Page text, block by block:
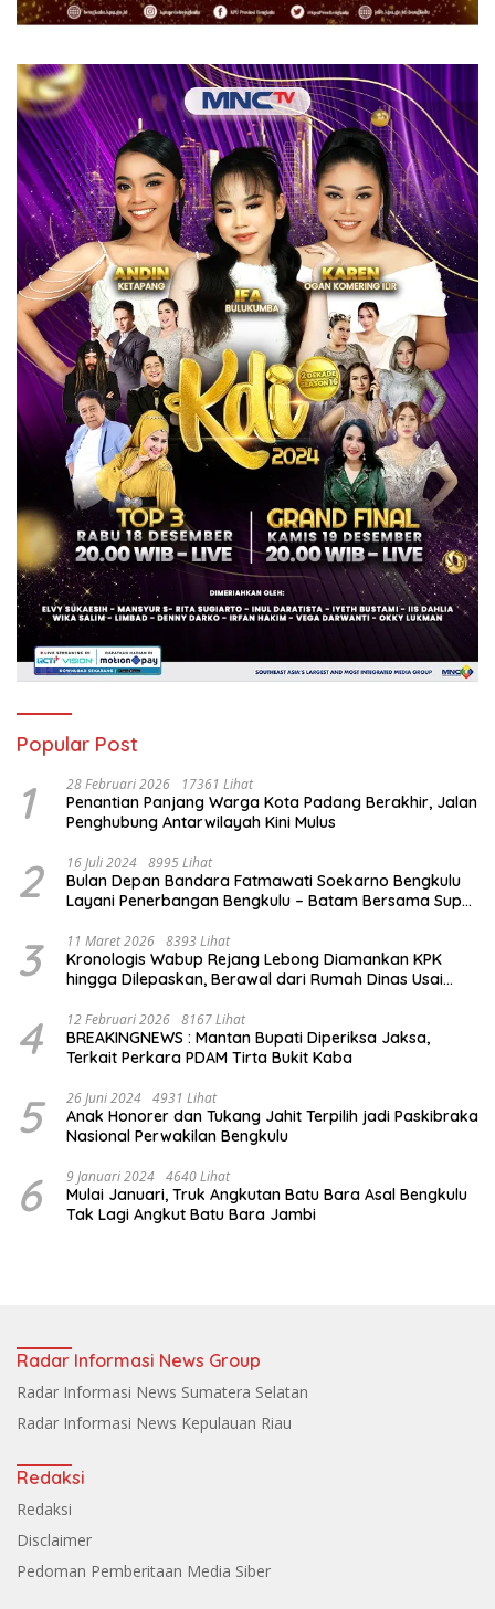
Popular Post
1 28 Februari 2026 17361 Lihat
Penantian Panjang Warga Kota Padang Berakhir, Jalan
Penghubung Antarwilayah Kini Mulus
2 16 Juli 2024 8995 Lihat
Bulan Depan Bandara Fatmawati Soekarno Bengkulu
Layani Penerbangan Bengkulu – Batam Bersama Super
3 11 Maret 2026 8393 Lihat
Kronologis Wabup Rejang Lebong Diamankan KPK
hingga Dilepaskan, Berawal dari Rumah Dinas Usai
4 12 Februari 2026 8167 Lihat
BREAKINGNEWS : Mantan Bupati Diperiksa Jaksa,
Terkait Perkara PDAM Tirta Bukit Kaba
5 26 Juni 2024 4931 Lihat
Anak Honorer dan Tukang Jahit Terpilih jadi Paskibraka
Nasional Perwakilan Bengkulu
6 9 Januari 2024 4640 Lihat
Mulai Januari, Truk Angkutan Batu Bara Asal Bengkulu
Tak Lagi Angkut Batu Bara Jambi
Radar Informasi News Group
Radar Informasi News Sumatera Selatan
Radar Informasi News Kepulauan Riau
Redaksi
Redaksi
Disclaimer
Pedoman Pemberitaan Media Siber